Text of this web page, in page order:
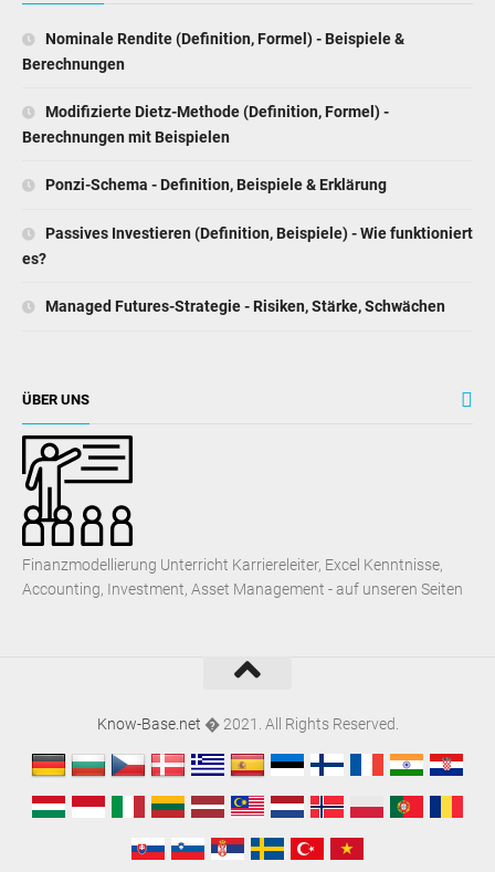
Nominale Rendite (Definition, Formel) - Beispiele &
Berechnungen
Modifizierte Dietz-Methode (Definition, Formel) -
Berechnungen mit Beispielen
Ponzi-Schema - Definition, Beispiele & Erklärung
Passives Investieren (Definition, Beispiele) - Wie funktioniert
es?
Managed Futures-Strategie - Risiken, Stärke, Schwächen
ÜBER UNS
Finanzmodellierung Unterricht Karriereleiter, Excel Kenntnisse,
Accounting, Investment, Asset Management - auf unseren Seiten
Know-Base.net � 2021. All Rights Reserved.